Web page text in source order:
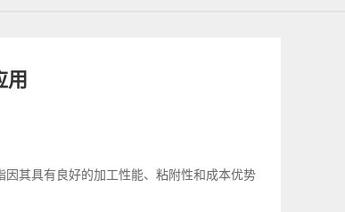
用
其具有良好的加工性能、粘附性和成本优势